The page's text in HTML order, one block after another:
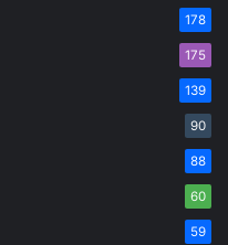
178
175
139
90
88
60
59